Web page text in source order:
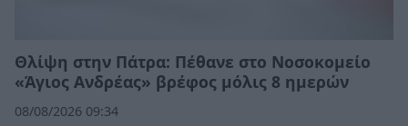
Θλίψη στην Πάτρα: Πέθανε στο Νοσοκομείο
«Άγιος Ανδρέας» βρέφος μόλις 8 ημερών
08/08/2026 09:34